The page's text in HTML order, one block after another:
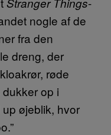
nogle af de
fra den
dreng, der
røde
op i
øjeblik, hvor